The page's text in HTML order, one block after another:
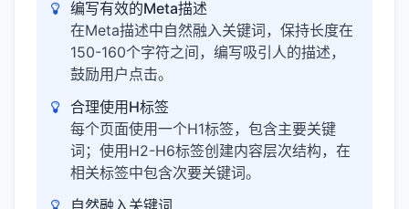
编写有效的Meta描述
在Meta描述中自然融入关键词，保持长度在
150-160个字符之间，编写吸引人的描述，
鼓励用户点击。
合理使用H标签
每个页面使用一个H1标签，包含主要关键
词；使用H2-H6标签创建内容层次结构，在
相关标签中包含次要关键词。
自然融入关键词